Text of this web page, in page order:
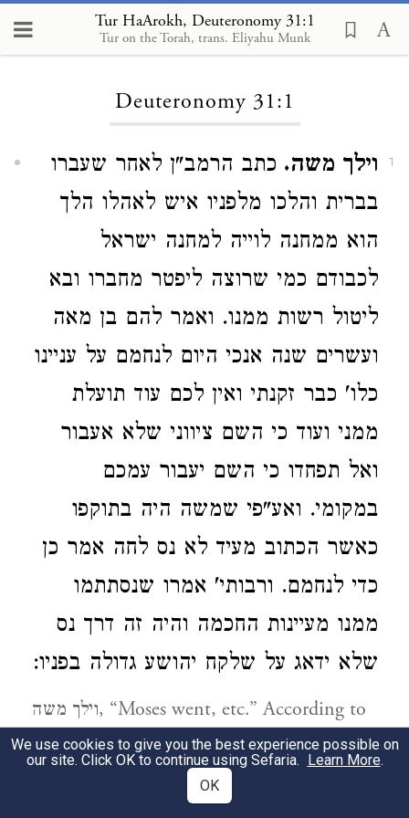
Tur HaArokh, Deuteronomy 31:1
Tur on the Torah, trans. Eliyahu Munk
Loading...
Deuteronomy 31:1
1 וילך משה. כתב הרמב"ן לאחר שעברו
בברית והלכו מלפניו איש לאהלו הלך
הוא ממחנה לוייה למחנה ישראל
לכבודם כמי שרוצה ליפטר מחברו ובא
ליטול רשות ממנו. ואמר להם בן מאה
ועשרים שנה אנכי היום לנחמם על עניינו
כלו' כבר זקנתי ואין לכם עוד תועלת
ממני ועוד כי השם ציווני שלא אעבור
ואל תפחדו כי השם יעבור עמכם
במקומי. ואע"פי שמשה היה בתוקפו
כאשר הכתוב מעיד לא נס לחה אמר כן
כדי לנחמם. ורבותי' אמרו שנסתתמו
ממנו מעיינות החכמה והיה זה דרך נס
שלא ידאג על שלקח יהושע גדולה בפניו:
וילך משה, “Moses went, etc.” According to
Nachmanides, after the people had accepted
the new covenant and had gone to their
respective tents, Moses left the
We use cookies to give you the best experience possible on
our site. Click OK to continue using Sefaria. Learn More.
OK